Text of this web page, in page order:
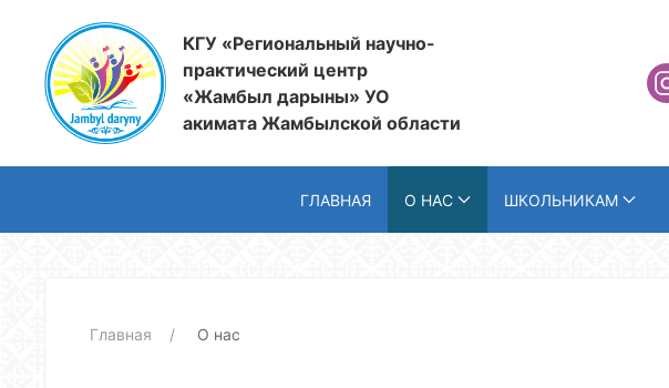
КГУ «Региональный научно-
практический центр
«Жамбыл дарыны» УО
акимата Жамбылской области
ГЛАВНАЯ О НАС ШКОЛЬНИКАМ
Главная О нас